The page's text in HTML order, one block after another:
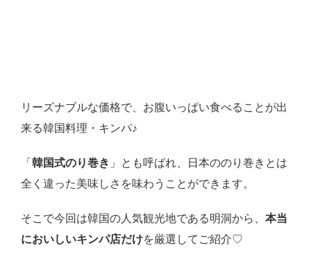
リーズナブルな価格で、お腹いっぱい食べることが出
来る韓国料理・キンパ♪
「 韓国式のり巻き 」とも呼ばれ、日本ののり巻きとは
全く違った美味しさを味わうことができます。
そこで今回は韓国の人気観光地である明洞から、 本当
においしいキンパ店だけを厳選してご紹介♡